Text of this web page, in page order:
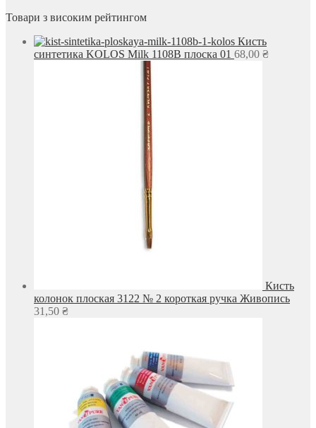
Товари з високим рейтингом
Кисть
синтетика KOLOS Milk 1108B плоска 01 68,00 ₴
Кисть
колонок плоская 3122 № 2 короткая ручка Живопись
31,50 ₴